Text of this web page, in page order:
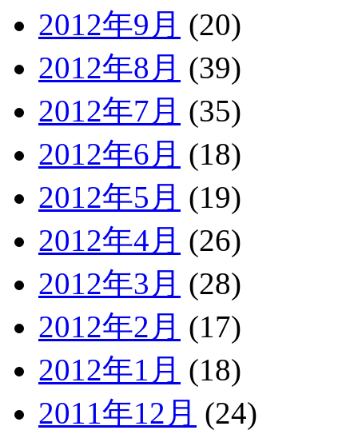
2012年9月 (20)
2012年8月 (39)
2012年7月 (35)
2012年6月 (18)
2012年5月 (19)
2012年4月 (26)
2012年3月 (28)
2012年2月 (17)
2012年1月 (18)
2011年12月 (24)